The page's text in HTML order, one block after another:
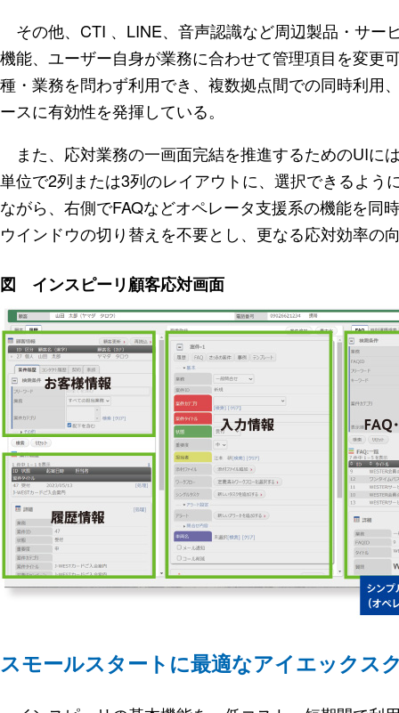
その他、CTI 、LINE、音声認識など周辺製品・サー
機能、ユーザー自身が業務に合わせて管理項目を変更
種・業務を問わず利用でき、複数拠点間での同時利用
ースに有効性を発揮している。
また、応対業務の一画面完結を推進するためのUIに
単位で2列または3列のレイアウトに、選択できるよう
ながら、右側でFAQなどオペレータ支援系の機能を同
ウインドウの切り替えを不要とし、更なる応対効率の
図 インスピーリ顧客応対画面
スモールスタートに最適なアイエックス